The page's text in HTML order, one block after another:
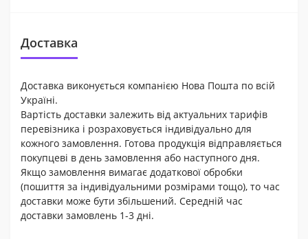
Доставка
Доставка виконується компанією Нова Пошта по всій
Україні.
Вартість доставки залежить від актуальних тарифів
перевізника і розраховується індивідуально для
кожного замовлення. Готова продукція відправляється
покупцеві в день замовлення або наступного дня.
Якщо замовлення вимагає додаткової обробки
(пошиття за індивідуальними розмірами тощо), то час
доставки може бути збільшений. Середній час
доставки замовлень 1-3 дні.